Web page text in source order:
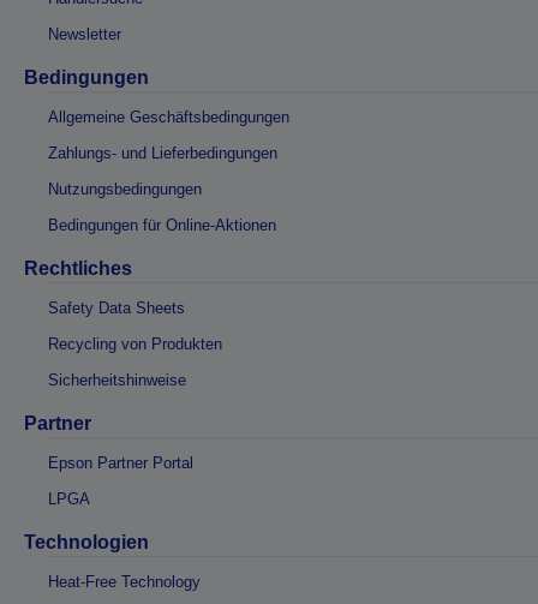
Newsletter
Bedingungen
Allgemeine Geschäftsbedingungen
Zahlungs- und Lieferbedingungen
Nutzungsbedingungen
Bedingungen für Online-Aktionen
Rechtliches
Safety Data Sheets
Recycling von Produkten
Sicherheitshinweise
Partner
Epson Partner Portal
LPGA
Technologien
Heat-Free Technology